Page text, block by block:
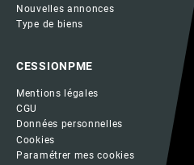
Nouvelles annonces
Type de biens
CESSIONPME
Mentions légales
CGU
Données personnelles
Cookies
Paramétrer mes cookies